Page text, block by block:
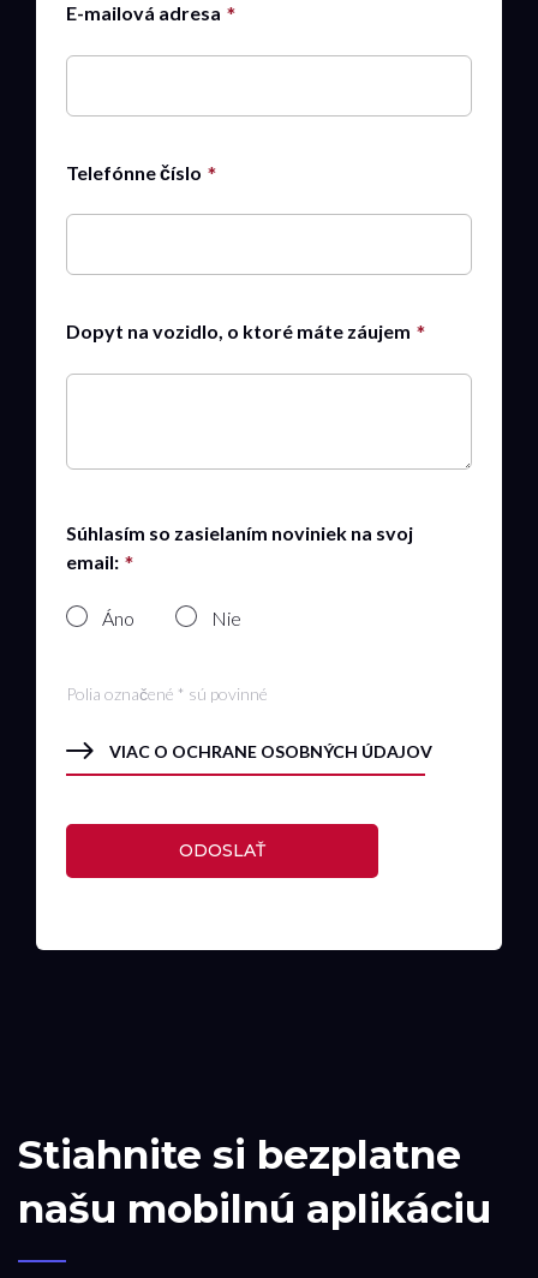
E-mailová adresa
Telefónne číslo
Dopyt na vozidlo, o ktoré máte záujem
Súhlasím so zasielaním noviniek na svoj
email:
Áno Nie
Polia označené * sú povinné
VIAC O OCHRANE OSOBNÝCH ÚDAJOV
ODOSLAŤ
Stiahnite si bezplatne
našu mobilnú aplikáciu